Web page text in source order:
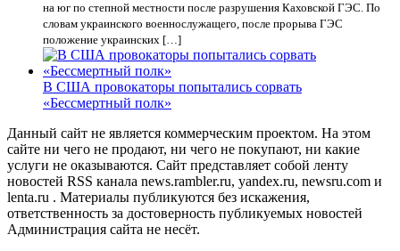
на юг по степной местности после разрушения Каховской ГЭС. По
словам украинского военнослужащего, после прорыва ГЭС
положение украинских […]
В США провокаторы попытались сорвать
«Бессмертный полк»
Данный сайт не является коммерческим проектом. На этом
сайте ни чего не продают, ни чего не покупают, ни какие
услуги не оказываются. Сайт представляет собой ленту
новостей RSS канала news.rambler.ru, yandex.ru, newsru.com и
lenta.ru . Материалы публикуются без искажения,
ответственность за достоверность публикуемых новостей
Администрация сайта не несёт.